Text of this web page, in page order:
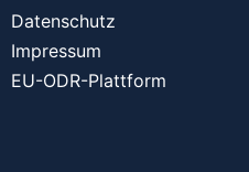
Datenschutz
Impressum
EU-ODR-Plattform